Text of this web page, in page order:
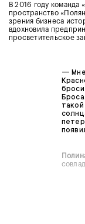
В 2016 году команда
пространство
зрения бизнеса
вдохновила
просветительское
— Мне